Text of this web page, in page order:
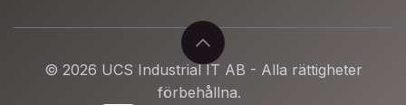
© 2026 UCS Industrial IT AB - Alla rättigheter
förbehållna.